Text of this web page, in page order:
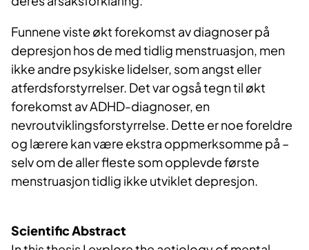
Funnene viste økt forekomst av diagnoser på
depresjon hos de med tidlig menstruasjon, men
ikke andre psykiske lidelser, som angst eller
atferdsforstyrrelser. Det var også tegn til økt
forekomst av ADHD-diagnoser, en
nevroutviklingsforstyrrelse. Dette er noe foreldre
og lærere kan være ekstra oppmerksomme på –
selv om de aller fleste som opplevde første
menstruasjon tidlig ikke utviklet depresjon.
Scientific Abstract